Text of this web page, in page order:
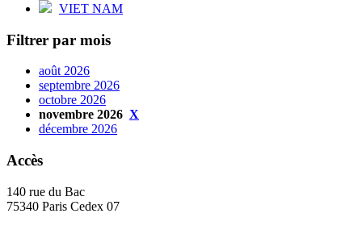
VIET NAM
Filtrer par mois
août 2026
septembre 2026
octobre 2026
novembre 2026 X
décembre 2026
Accès
140 rue du Bac
75340 Paris Cedex 07